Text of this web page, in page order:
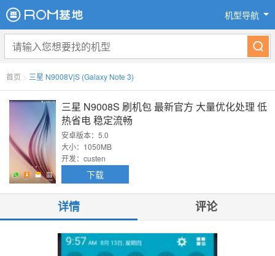
机型导航
首页 > 三星 N9008V|S (Galaxy Note 3)
三星 N9008S 刷机包 最新官方 大量优化处理 低
热省电 稳定流畅
安卓版本：5.0
大小：1050MB
开发：custen
下载
详情 评论